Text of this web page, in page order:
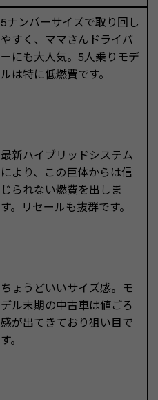
5ナンバーサイズで取り回し
やすく、ママさんドライバ
ーにも大人気。5人乗りモデ
ルは特に低燃費です。
最新ハイブリッドシステム
により、この巨体からは信
じられない燃費を出しま
す。リセールも抜群です。
ちょうどいいサイズ感。モ
デル末期の中古車は値ごろ
感が出てきており狙い目で
す。